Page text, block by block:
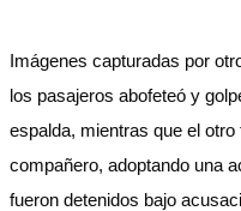
Imágenes capturadas por
los pasajeros abofeteó y
espalda, mientras que el
compañero, adoptando una
fueron detenidos bajo